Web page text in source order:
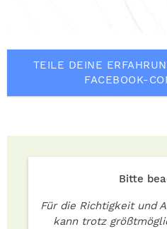
TEILE DEINE
FACEBOOK-
Bitte
Für die Richtigkeit und
kann trotz